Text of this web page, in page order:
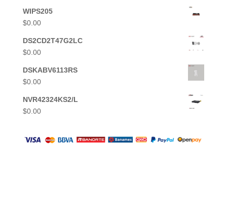
WIPS205
$0.00
DS2CD2T47G2LC
$0.00
DSKABV6113RS
$0.00
NVR42324KS2/L
$0.00